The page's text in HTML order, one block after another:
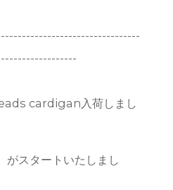
cardigan入荷しまし
タートいたしまし